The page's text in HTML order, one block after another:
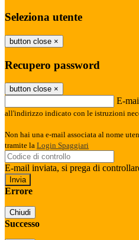
Seleziona utente
button close ×
Recupero password
button close ×
E-
all'indirizzo indicato con le istruzioni
Non hai una e-mail associata al nome
tramite la Login Spaggiari
E-mail inviata, si prega di
Errore
Chiudi
Successo